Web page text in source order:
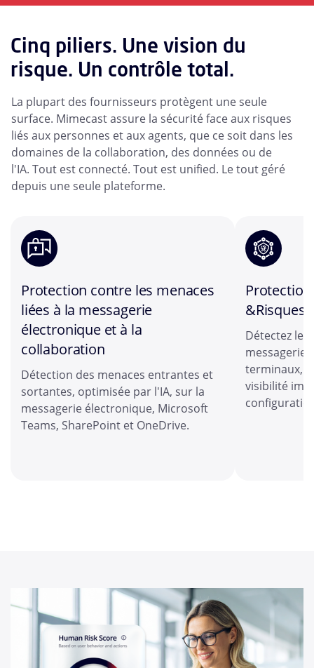
Cinq piliers. Une vision du
risque. Un contrôle total.
La plupart des fournisseurs protègent une seule
surface. Mimecast assure la sécurité face aux risques
liés aux personnes et aux agents, que ce soit dans les
domaines de la collaboration, des données ou de
l'IA. Tout est connecté. Tout est unified. Le tout géré
depuis une seule plateforme.
Protection contre les menaces
liées à la messagerie
électronique et à la
collaboration
Détection des menaces entrantes et
sortantes, optimisée par l'IA, sur la
messagerie électronique, Microsoft
Teams, SharePoint et OneDrive.
&Risques
Détectez
messagerie
terminaux,
visibilité